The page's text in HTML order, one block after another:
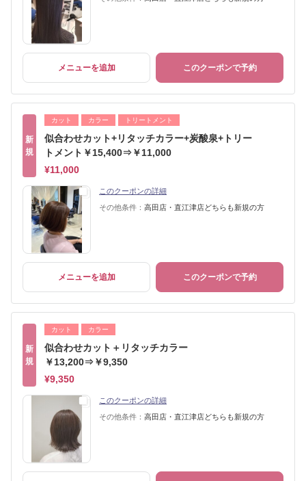
メニューを追加 このクーポンで予約
新
規
カット カラー トリートメント
似合わせカット+リタッチカラー+炭酸泉+トリー
トメント￥15,400⇒￥11,000
¥11,000
このクーポンの詳細
その他条件： 高田店・直江津店どちらも新規の方
メニューを追加 このクーポンで予約
新
規
カット カラー
似合わせカット＋リタッチカラー
￥13,200⇒￥9,350
¥9,350
このクーポンの詳細
その他条件： 高田店・直江津店どちらも新規の方